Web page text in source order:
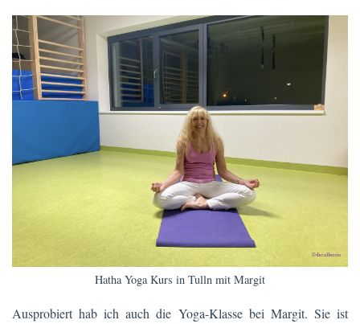
Hatha Yoga Kurs in Tulln mit Margit
Ausprobiert hab ich auch die Yoga-Klasse bei Margit. Sie ist